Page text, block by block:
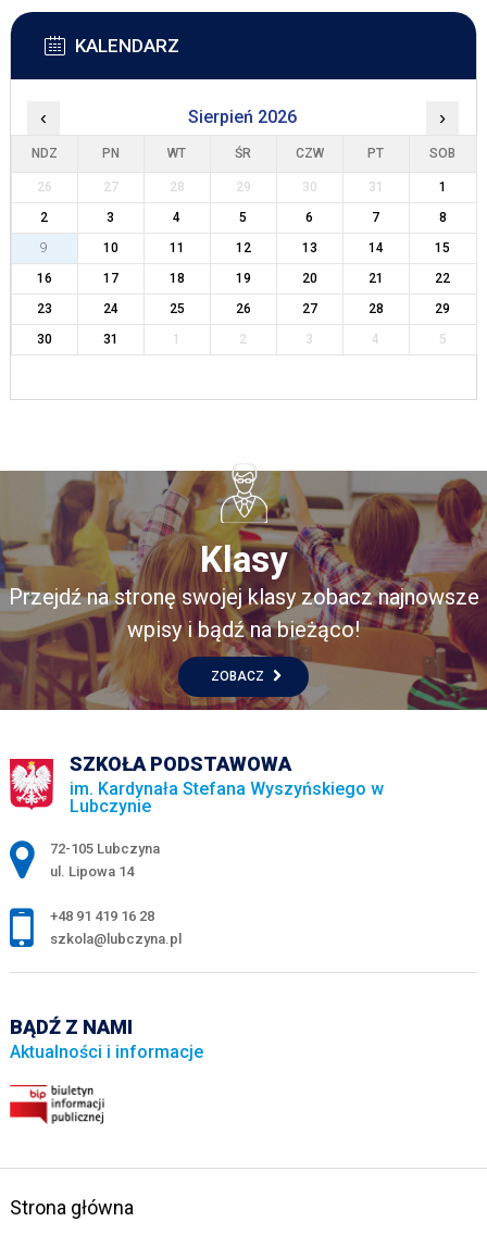
KALENDARZ
‹ Sierpień 2026 ›
NDZ PN WT ŚR CZW PT SOB
26 27 28 29 30 31
1
2
3 4 5 6 7
8
9
10 11 12 13 14
15
16
17 18 19 20 21
22
23
24 25 26 27 28
29
30
31 1 2 3 4 5
Klasy
Przejdź na stronę swojej klasy zobacz najnowsze
wpisy i bądź na bieżąco!
ZOBACZ
SZKOŁA PODSTAWOWA
im. Kardynała Stefana Wyszyńskiego w
Lubczynie
Adres pocztowy:
72-105 Lubczyna
ul. Lipowa 14
+48 91 419 16 28
szkola@lubczyna.pl
BĄDŹ Z NAMI
Aktualności i informacje
Strona główna